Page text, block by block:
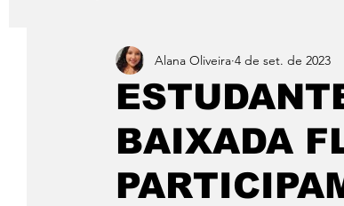
Estado do Rio Notícias em 1 min
Dois cafés e a conta Angra dos
BAIXADA
Alana Oliveira 4 de set. de 2023